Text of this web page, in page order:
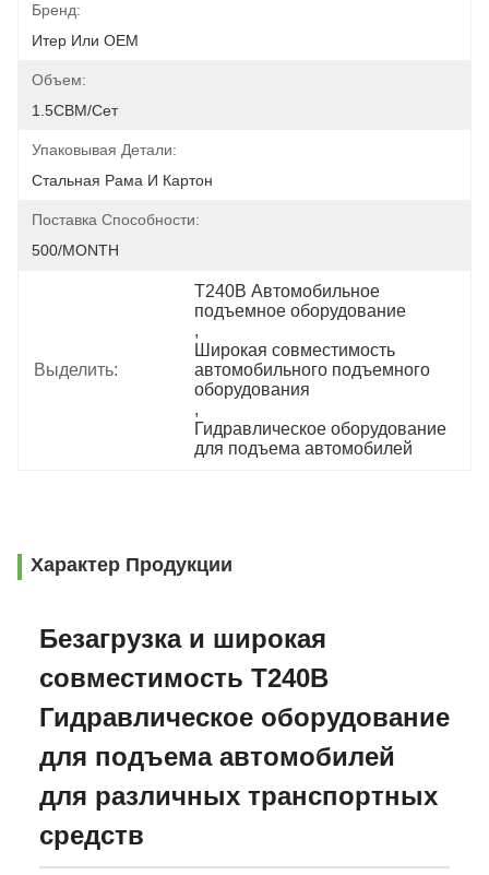
Бренд:
Итер Или OEM
Объем:
1.5CBM/сет
Упаковывая Детали:
Стальная Рама И Картон
Поставка Способности:
500/MONTH
Выделить:
T240B Автомобильное
подъемное оборудование
,
Широкая совместимость
автомобильного подъемного
оборудования
,
Гидравлическое оборудование
для подъема автомобилей
Характер Продукции
Безагрузка и широкая
совместимость T240B
Гидравлическое оборудование
для подъема автомобилей
для различных транспортных
средств